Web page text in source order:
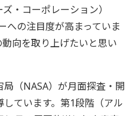
・コーポレーション）
への注目度が高まっていま
向を取り上げたいと思い
（NASA）が月面探査・開
ています。第1段階（アル